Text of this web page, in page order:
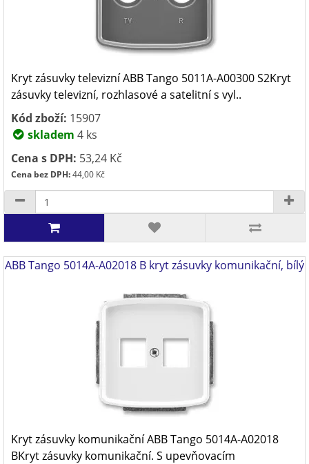
Kryt zásuvky televizní ABB Tango 5011A-A00300 S2Kryt
zásuvky televizní, rozhlasové a satelitní s vyl..
Kód zboží: 15907
skladem 4 ks
Cena s DPH: 53,24 Kč
Cena bez DPH:44,00 Kč
ABB Tango 5014A-A02018 B kryt zásuvky komunikační, bílý
Kryt zásuvky komunikační ABB Tango 5014A-A02018
BKryt zásuvky komunikační. S upevňovacím